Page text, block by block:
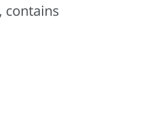
contains